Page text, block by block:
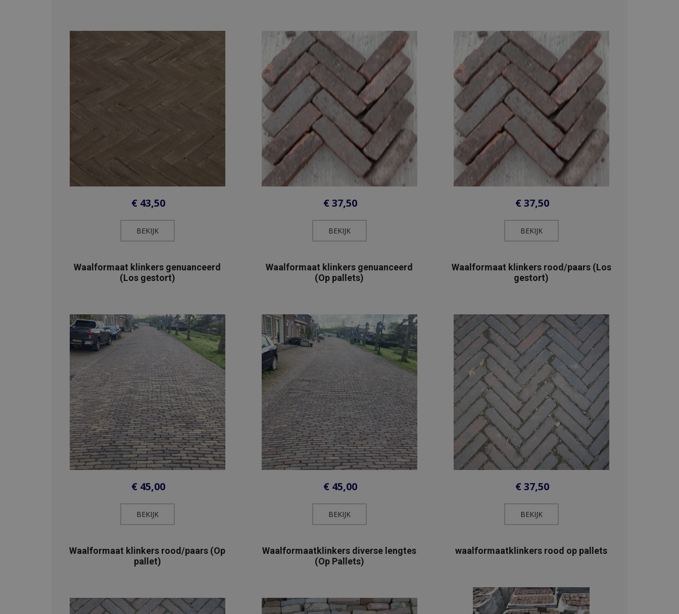
€ 43,50
BEKIJK​
€37,50
BEKIJK​
€37,50
BEKIJK​
Waalformaat klinkers genuanceerd
(Los gestort)
€ 45,00
BEKIJK​
Waalformaat klinkers genuanceerd
(Op pallets)
€ 45,00
BEKIJK​
Waalformaat klinkers rood/paars (Los
gestort)
€37,50
BEKIJK​
Waalformaat klinkers rood/paars (Op
pallet)
Waalformaatklinkers diverse lengtes
(Op Pallets)
waalformaatklinkers rood op pallets